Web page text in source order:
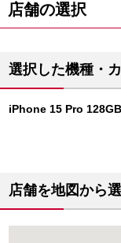
店舗の選択
選択した機種・
iPhone 15 Pro
店舗を地図から